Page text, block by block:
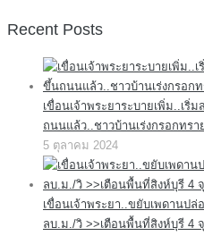
Recent Posts
เขื่อนเจ้าพระยาระบายเพิ่ม..เ
ถนนแล้ว..ชาวบ้านเร่งกรอกทร
5 ตุลาคม 2024
เขื่อนเจ้าพระยา..ขยับเพดานปล่
ลบ.ม./วิ >>เตือนพื้นที่สิงห์บุรี 4